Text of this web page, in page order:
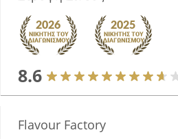
8.6
Flavour Factory